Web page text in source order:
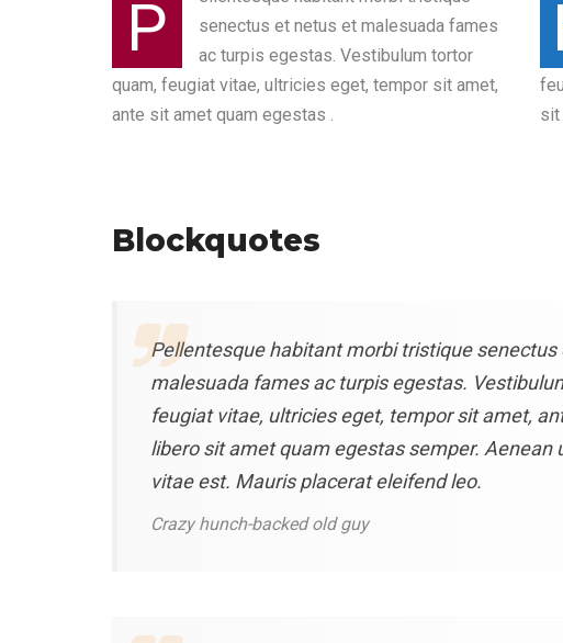
P
senectus et netus et malesuada fames
ac turpis egestas. Vestibulum tortor
quam, feugiat vitae, ultricies eget, tempor sit amet,
ante sit amet quam egestas .
sit
Blockquotes
Pellentesque habitant morbi tristique senectus
malesuada fames ac turpis egestas.
feugiat vitae, ultricies eget, tempor sit amet,
libero sit amet quam egestas semper. Aenean
vitae est. Mauris placerat eleifend leo.
Crazy hunch-backed old guy